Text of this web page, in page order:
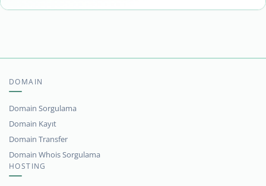
DOMAIN
Domain Sorgulama
Domain Kayıt
Domain Transfer
Domain Whois Sorgulama
HOSTING